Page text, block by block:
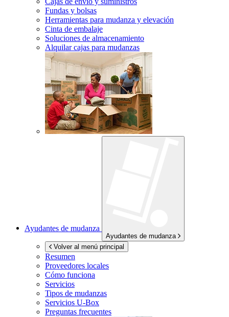
Fundas y bolsas
Herramientas para mudanza y elevación
Cinta de embalaje
Soluciones de almacenamiento
Alquilar cajas para mudanzas
Ayudantes de mudanza
Ayudantes de mudanza
Volver al menú principal
Resumen
Proveedores locales
Cómo funciona
Servicios
Tipos de mudanzas
Servicios U-Box
Preguntas frecuentes